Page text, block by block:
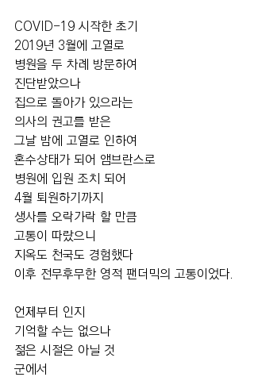
COVID-19 시작한 초기
2019년 3월에 고열로
병원을 두 차례 방문하여
진단받았으나
집으로 돌아가 있으라는
의사의 권고를 받은
그날 밤에 고열로 인하여
혼수상태가 되어 앰브란스로
병원에 입원 조치 되어
4월 퇴원하기까지
생사를 오락가락 할 만큼
고통이 따랐으니
지옥도 천국도 경험했다
이후 전무후무한 영적 팬더믹의 고통이었다.
언제부터 인지
기억할 수는 없으나
젊은 시절은 아닐 것
군에서